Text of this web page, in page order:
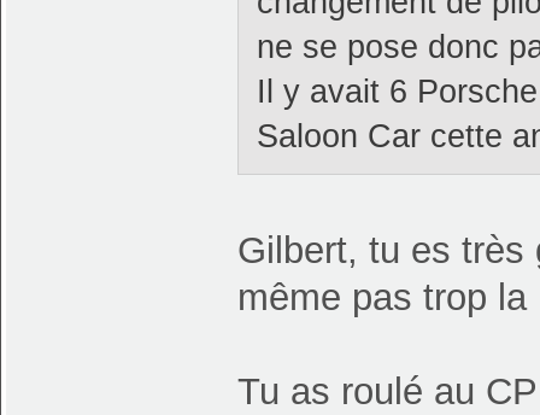
ne se pose donc
Il y avait 6
Saloon Car cette
Gilbert, tu es très
même pas trop
Tu as roulé au